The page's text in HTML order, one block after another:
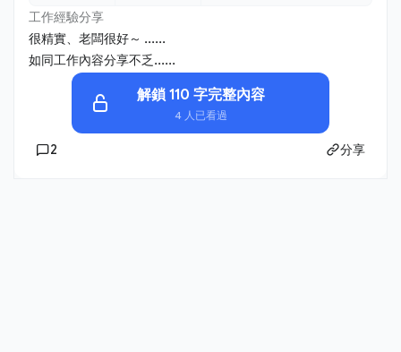
工作經驗分享
很精實、老闆很好～ ......
如同工作內容分享不乏......
解鎖 110 字完整內容
4 人已看過
2 分享